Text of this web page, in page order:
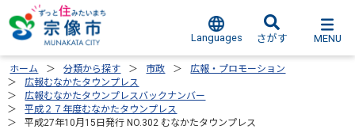
Languages さがす MENU
ホーム 分類から探す 市政
広報・プロモーション
広報むなかたタウンプレス
広報むなかたタウンプレスバックナンバー
平成２７年度むなかたタウンプレス
平成27年10月15日発行 NO.302 むなかたタウンプレス